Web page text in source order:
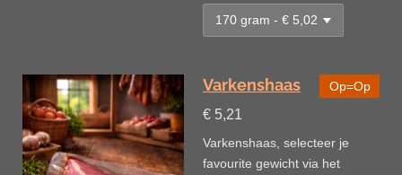
Op=Op
Varkenshaas
€ 5,21
Varkenshaas, selecteer je
favourite gewicht via het